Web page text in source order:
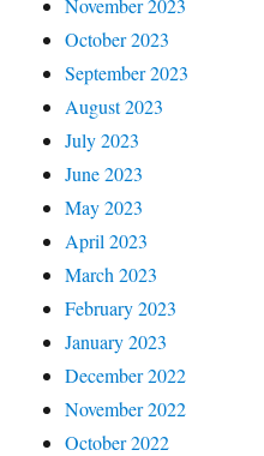
October 2023
September 2023
August 2023
July 2023
June 2023
May 2023
April 2023
March 2023
February 2023
January 2023
December 2022
November 2022
October 2022